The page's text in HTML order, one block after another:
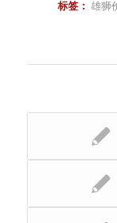
标签： 雄狮